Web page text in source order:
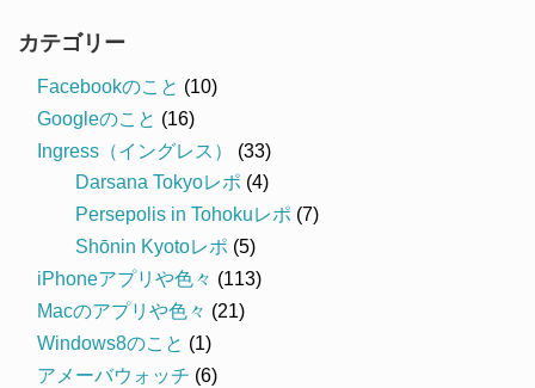
カテゴリー
Facebookのこと (10)
Googleのこと (16)
Ingress（イングレス）
(33)
Darsana Tokyoレポ (4)
Persepolis in Tohokuレポ (7)
Shōnin Kyotoレポ (5)
iPhoneアプリや色々 (113)
Macのアプリや色々 (21)
Windows8のこと (1)
アメーバウォッチ (6)